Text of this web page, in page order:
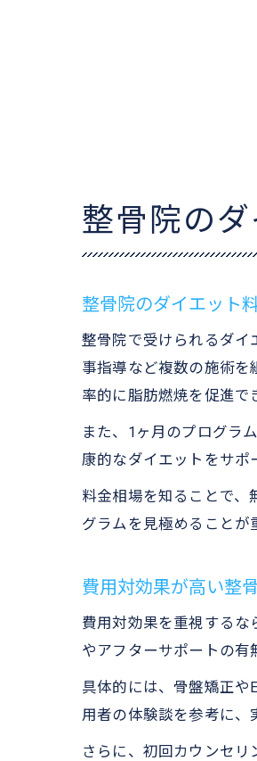
整骨院の
整骨院のダイエット
整骨院で受けられるダイ
事指導など複数の施術を
率的に脂肪燃焼を促進で
また、1ヶ月のプログラ
康的なダイエットをサポ
料金相場を知ることで、
グラムを見極めることが
費用対効果が高い整
費用対効果を重視するな
やアフターサポートの有
具体的には、骨盤矯正や
用者の体験談を参考に、
さらに、初回カウンセ